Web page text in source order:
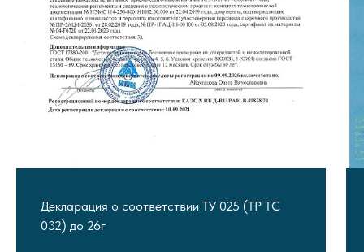
Декларация о соответствии ТУ 025 (ТР ТС
032) до 26г